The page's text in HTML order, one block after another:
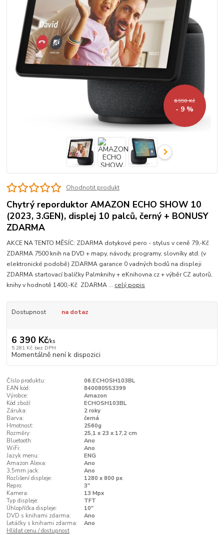
6 990 Kč
- 9 %
Ohodnotit produkt
Chytrý reporduktor AMAZON ECHO SHOW 10
(2023, 3.GEN), displej 10 palců, černý + BONUSY
ZDARMA
AKCE NA TENTO MĚSÍC: ZDARMA dotykové pero - stylus v ceně 79,-Kč
ZDARMA 7500 knih na DVD + mapy, návody, programy, slovníky atd. (v
elektronické podobě) ZDARMA garance 0 vadných bodů na displeji
ZDARMA startovací balíčky Palmknihy + eKnihovna.cz + výběr CZ autorů,
knihy v hodnotě 1400,-Kč ZDARMA ... celý popis
Dostupnost na dotaz
6 390 Kč/ks
5 281 Kč bez DPH
Momentálně není k dispozici
Číslo produktu:
06.ECHOSH103BL
EAN kód:
840080553399
Výrobce:
Amazon
Kód zboží:
ECHOSH103BL
Záruka:
2 roky
Barva:
černá
Hmotnost:
2560g
Rozměry:
25,1 x 23 x 17,2 cm
Bluetooth:
Ano
WiFi:
Ano
Jazyk menu:
ENG
Amazon Alexa:
Ano
3,5mm jack:
Ano
Rozlišení displeje:
1280 x 800 px
Repro:
3"
Kamera:
13 Mpx
Typ displeje:
TFT
Úhlopříčka displeje:
10"
DVD s knihami zdarma:
Ano
Letáčky s knihami zdarma:
Ano
Hlídat cenu / dostupnost